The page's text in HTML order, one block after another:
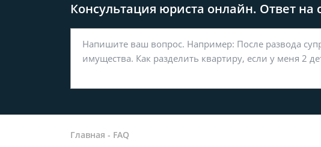
Консультация юриста онлайн. Ответ на
Главная - FAQ